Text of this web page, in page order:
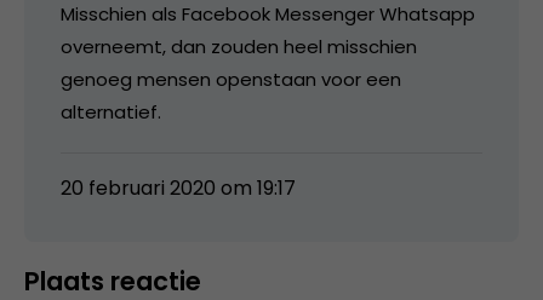
Misschien als Facebook Messenger Whatsapp
overneemt, dan zouden heel misschien
genoeg mensen openstaan voor een
alternatief.
20 februari 2020 om 19:17
Plaats reactie